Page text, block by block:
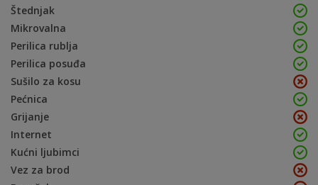
Štednjak
Mikrovalna
Perilica rublja
Perilica posuđa
Sušilo za kosu
Pećnica
Grijanje
Internet
Kućni ljubimci
Vez za brod